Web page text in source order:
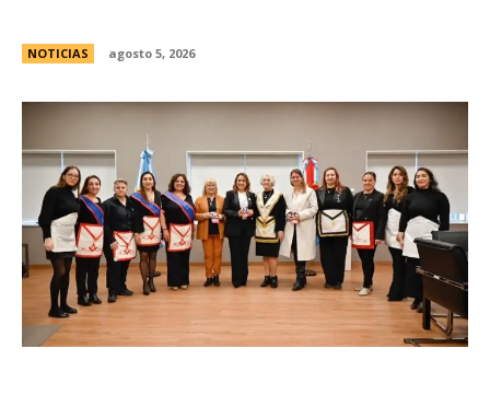
NOTICIAS agosto 5, 2026